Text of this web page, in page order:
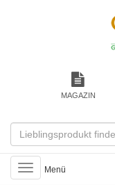
MAGAZIN
Toggle
navigation
Menü